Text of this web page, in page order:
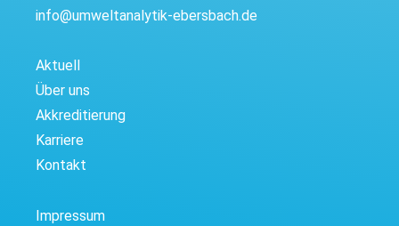
info@umweltanalytik-ebersbach.de
Aktuell
Über uns
Akkreditierung
Karriere
Kontakt
Impressum